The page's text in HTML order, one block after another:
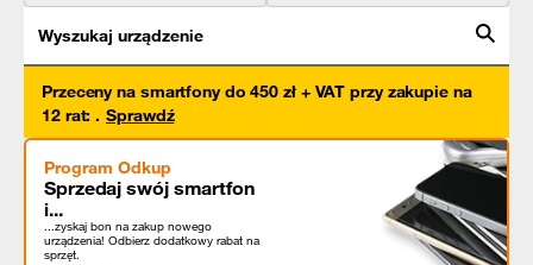
Wyszukaj urządzenie
Przeceny na smartfony do 450 zł + VAT przy zakupie na
12 rat: . Sprawdź
Program Odkup
Sprzedaj swój smartfon
i...
...zyskaj bon na zakup nowego
urządzenia! Odbierz dodatkowy rabat na
sprzęt.